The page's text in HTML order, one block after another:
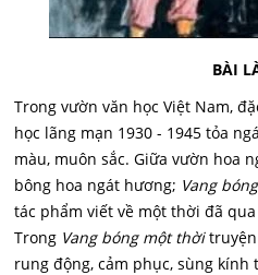
BÀI
Trong vườn văn học Việt Nam,
học lãng mạn 1930 - 1945 tỏa
màu, muôn sắc. Giữa vườn hoa
bông hoa ngát hương; Vang
tác phẩm viết về một thời đã
Trong Vang bóng một thờitruyện
rung động, cảm phục, sùng